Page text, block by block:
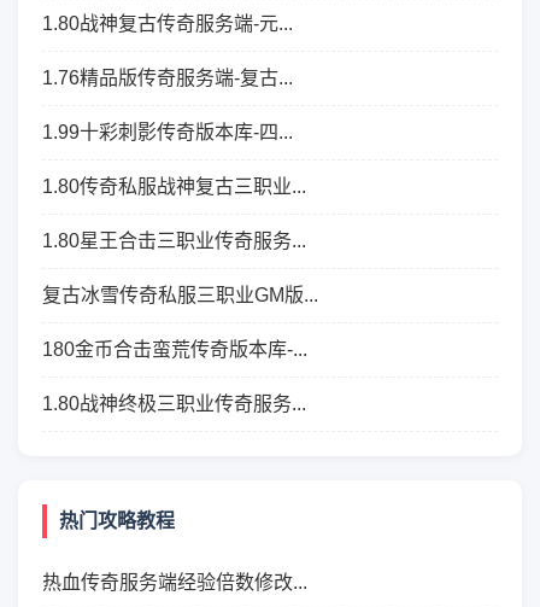
1.80战神复古传奇服务端-元...
1.76精品版传奇服务端-复古...
1.99十彩刺影传奇版本库-四...
1.80传奇私服战神复古三职业...
1.80星王合击三职业传奇服务...
复古冰雪传奇私服三职业GM版...
180金币合击蛮荒传奇版本库-...
1.80战神终极三职业传奇服务...
热门攻略教程
热血传奇服务端经验倍数修改...